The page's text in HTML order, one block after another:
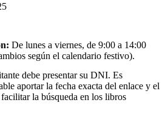
De lunes a viernes, de 9:00 a 14:00
según el calendario festivo).
debe presentar su DNI. Es
aportar la fecha exacta del enlace y el
la búsqueda en los libros